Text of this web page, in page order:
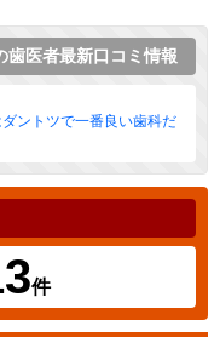
歯医者最新口コミ情報
ントツで一番良い歯科だ
件